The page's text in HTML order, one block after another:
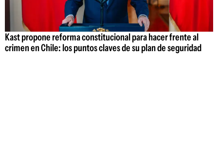
Kast propone reforma constitucional para hacer frente al
crimen en Chile: los puntos claves de su plan de seguridad